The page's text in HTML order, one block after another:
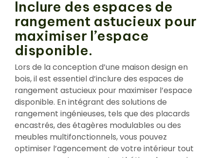
Inclure des espaces de
rangement astucieux pour
maximiser l’espace
disponible.
Lors de la conception d’une maison design en
bois, il est essentiel d’inclure des espaces de
rangement astucieux pour maximiser l’espace
disponible. En intégrant des solutions de
rangement ingénieuses, tels que des placards
encastrés, des étagères modulables ou des
meubles multifonctionnels, vous pouvez
optimiser l’agencement de votre intérieur tout